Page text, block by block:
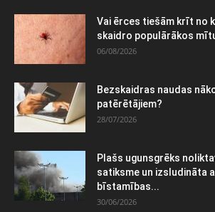
Vai ērces tiešām krīt no
skaidro populārākos
06/08/2026
Bezskaidras naudas
patērētājiem?
28/07/2026
Plašs ugunsgrēks
satiksme un izsludināta
bīstamības...
30/06/2026